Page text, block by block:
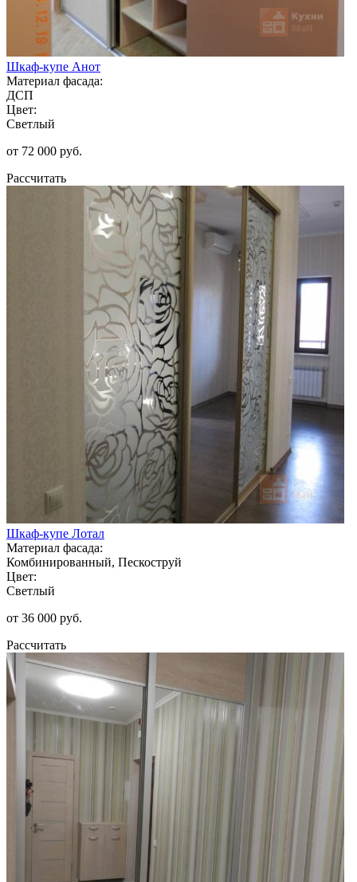
Шкаф-купе Анот
Материал фасада:
ДСП
Цвет:
Светлый
от 72 000 руб.
Рассчитать
Шкаф-купе Лотал
Материал фасада:
Комбинированный, Пескоструй
Цвет:
Светлый
от 36 000 руб.
Рассчитать